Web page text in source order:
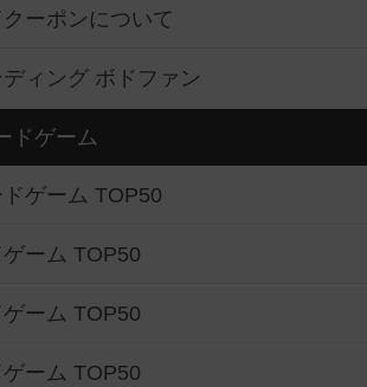
ーポンについて
ィング ボドファン
ドゲーム
ゲーム TOP50
ーム TOP50
ーム TOP50
ーム TOP50